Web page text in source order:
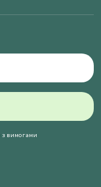
з вимогами